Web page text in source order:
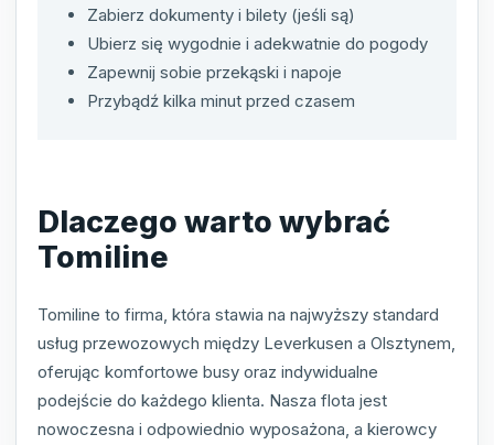
Zabierz dokumenty i bilety (jeśli są)
Ubierz się wygodnie i adekwatnie do pogody
Zapewnij sobie przekąski i napoje
Przybądź kilka minut przed czasem
Dlaczego warto wybrać
Tomiline
Tomiline to firma, która stawia na najwyższy standard
usług przewozowych między Leverkusen a Olsztynem,
oferując komfortowe busy oraz indywidualne
podejście do każdego klienta. Nasza flota jest
nowoczesna i odpowiednio wyposażona, a kierowcy